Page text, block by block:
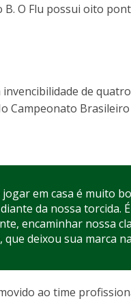
B. O Flu possui oito
de
Campeonato
jogar em casa é muito
da nossa torcida.
encaminhar nossa
que deixou sua marca
ao time